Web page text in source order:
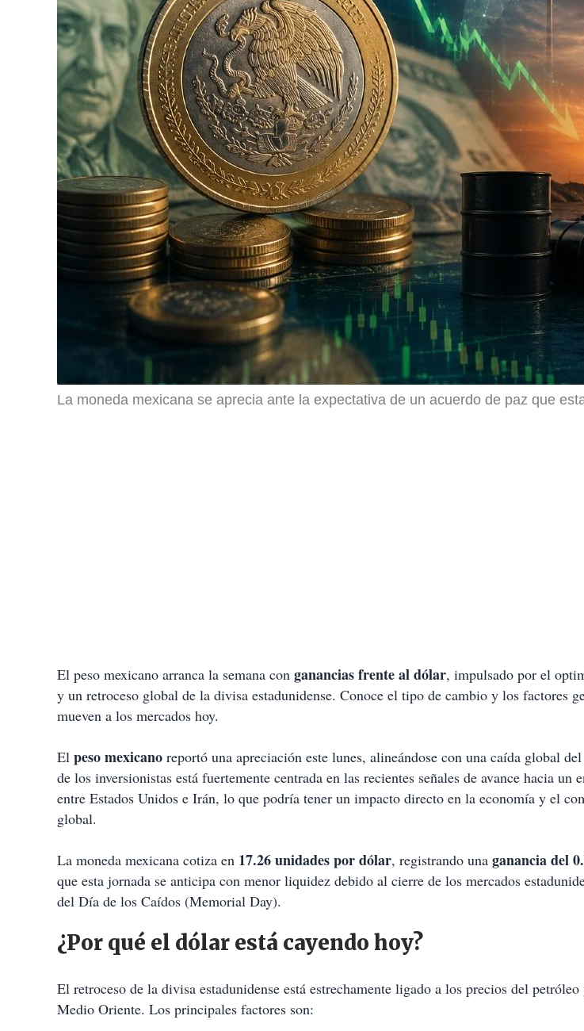
La moneda mexicana se aprecia ante la expectativa de un acuerdo de paz que
El peso mexicano arranca la semana con ganancias frente al dólar, impulsado por el
y un retroceso global de la divisa estadunidense. Conoce el tipo de cambio y los factores
mueven a los mercados hoy.
El peso mexicano reportó una apreciación este lunes, alineándose con una caída global
de los inversionistas está fuertemente centrada en las recientes señales de avance hacia un
entre Estados Unidos e Irán, lo que podría tener un impacto directo en la economía y el
global.
La moneda mexicana cotiza en 17.26 unidades por dólar, registrando una ganancia del
que esta jornada se anticipa con menor liquidez debido al cierre de los mercados
del Día de los Caídos (Memorial Day).
¿Por qué el dólar está cayendo hoy?
El retroceso de la divisa estadunidense está estrechamente ligado a los precios del
Medio Oriente. Los principales factores son: